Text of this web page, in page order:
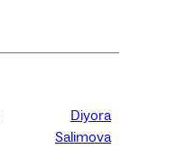
Diyora
Salimova